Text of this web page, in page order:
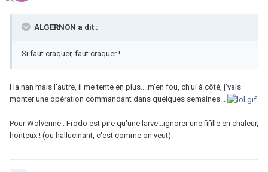
ALGERNON a dit :
Si faut craquer, faut craquer !
Ha nan mais l'autre, il me tente en plus....m'en fou, ch'ui à côté, j'vais
monter une opération commandant dans quelques semaines...
Pour Wolverine : Frödö est pire qu'une larve...ignorer une fifille en chaleur,
honteux ! (ou hallucinant, c'est comme on veut).